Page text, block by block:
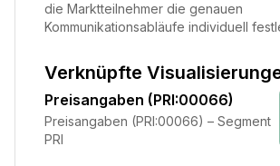
die Marktteilnehmer die genauen
Kommunikationsabläufe individuell
Verknüpfte
Preisangaben (PRI:00066)
Preisangaben (PRI:00066) – Segment
PRI